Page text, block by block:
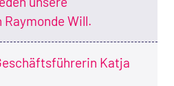
Will.
Katja